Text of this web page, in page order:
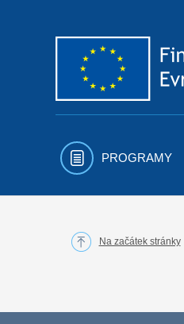
PROGRAMY
Na začátek stránky